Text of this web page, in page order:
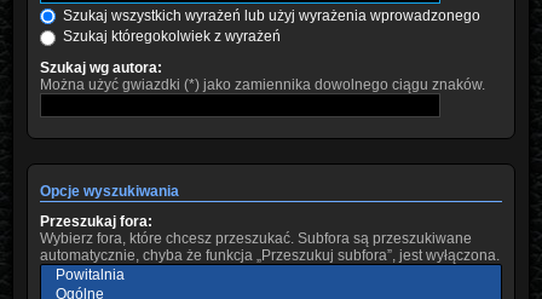
Szukaj wszystkich wyrażeń lub użyj wyrażenia wprowadzonego
Szukaj któregokolwiek z wyrażeń
Szukaj wg autora:
Można użyć gwiazdki (*) jako zamiennika dowolnego ciągu znaków.
Opcje wyszukiwania
Przeszukaj fora:
Wybierz fora, które chcesz przeszukać. Subfora są przeszukiwane
automatycznie, chyba że funkcja „Przeszukuj subfora”, jest wyłączona.